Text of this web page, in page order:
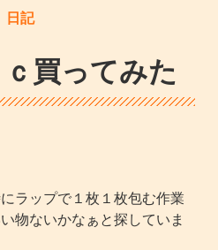
日記
買ってみた
ラップで１枚１枚包む作業
物ないかなぁと探していま